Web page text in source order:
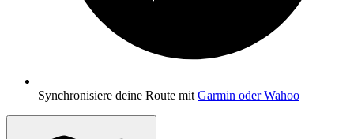
Synchronisiere deine Route mit Garmin oder Wahoo